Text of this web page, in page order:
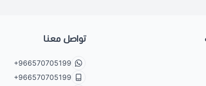
تواصل معنا
+966570705199
+966570705199